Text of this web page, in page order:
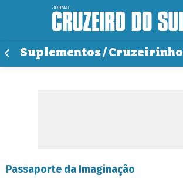
Suplementos / Cruzeirinho
Passaporte da Imaginação